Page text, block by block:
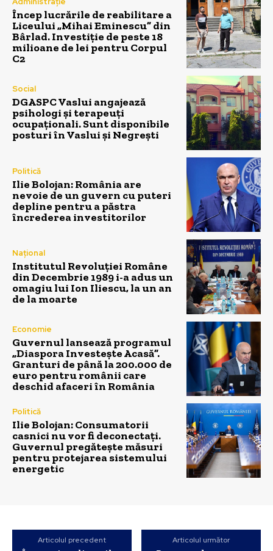
Încep lucrările de reabilitare a
Liceului „Mihai Eminescu” din
Bârlad. Investiție de peste 18
milioane de lei pentru Corpul
C2
Social
DGASPC Vaslui angajează
psihologi și terapeuți
ocupaționali. Sunt disponibile
posturi în Vaslui și Negrești
Politică
Ilie Bolojan: România are
nevoie de un guvern cu puteri
depline pentru a păstra
încrederea investitorilor
Național
Institutul Revoluției Române
din Decembrie 1989 i-a adus un
omagiu lui Ion Iliescu, la un an
de la moarte
Economie
Guvernul lansează programul
„Diaspora Investește Acasă”.
Granturi de până la 200.000 de
euro pentru românii care
deschid afaceri în România
Politică
Ilie Bolojan: Consumatorii
casnici nu vor fi deconectați.
Guvernul pregătește măsuri
pentru protejarea sistemului
energetic
Articolul precedent Articolul următor